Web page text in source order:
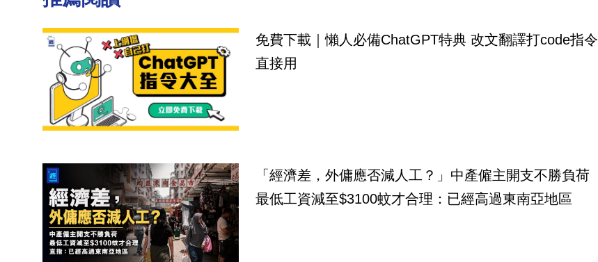
免費下載｜懶人必備ChatGPT特典 改文翻譯打code指令
直接用
「經濟差，外傭應否減人工？」中產僱主開支不勝負荷
最低工資減至$3100蚊才合理：已經高過東南亞地區